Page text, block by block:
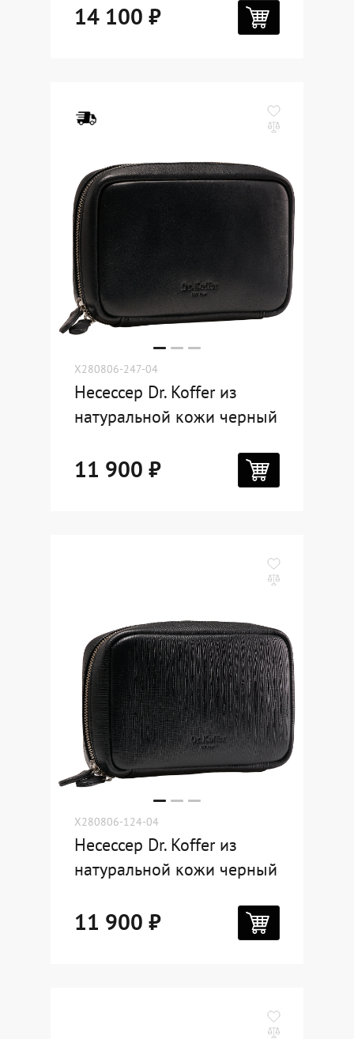
14 100 ₽
X280806-247-04
Несессер Dr. Koffer из
натуральной кожи черный
11 900 ₽
X280806-124-04
Несессер Dr. Koffer из
натуральной кожи черный
11 900 ₽